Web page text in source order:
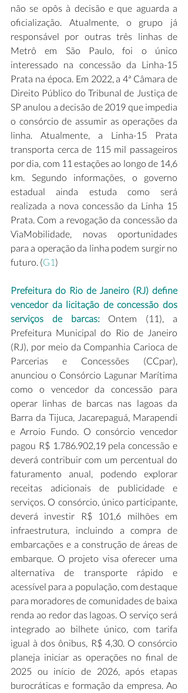
não se opôs à decisão e que aguarda a
oficialização. Atualmente, o grupo já
responsável por outras três linhas de
Metrô em São Paulo, foi o único
interessado na concessão da Linha-15
Prata na época. Em 2022, a 4ª Câmara de
Direito Público do Tribunal de Justiça de
SP anulou a decisão de 2019 que impedia
o consórcio de assumir as operações da
linha. Atualmente, a Linha-15 Prata
transporta cerca de 115 mil passageiros
por dia, com 11 estações ao longo de 14,6
km. Segundo informações, o governo
estadual ainda estuda como será
realizada a nova concessão da Linha 15
Prata. Com a revogação da concessão da
ViaMobilidade, novas oportunidades
para a operação da linha podem surgir no
futuro. (G1 )
Prefeitura do Rio de Janeiro (RJ) define
vencedor da licitação de concessão dos
serviços de barcas: Ontem (11), a
Prefeitura Municipal do Rio de Janeiro
(RJ), por meio da Companhia Carioca de
Parcerias e Concessões (CCpar),
anunciou o Consórcio Lagunar Marítima
como o vencedor da concessão para
operar linhas de barcas nas lagoas da
Barra da Tijuca, Jacarepaguá, Marapendi
e Arroio Fundo. O consórcio vencedor
pagou R$ 1.786.902,19 pela concessão e
deverá contribuir com um percentual do
faturamento anual, podendo explorar
receitas adicionais de publicidade e
serviços. O consórcio, único participante,
deverá investir R$ 101,6 milhões em
infraestrutura, incluindo a compra de
embarcações e a construção de áreas de
embarque. O projeto visa oferecer uma
alternativa de transporte rápido e
acessível para a população, com destaque
para moradores de comunidades de baixa
renda ao redor das lagoas. O serviço será
integrado ao bilhete único, com tarifa
igual à dos ônibus, R$ 4,30. O consórcio
planeja iniciar as operações no final de
2025 ou início de 2026, após etapas
burocráticas e formação da empresa. Ao